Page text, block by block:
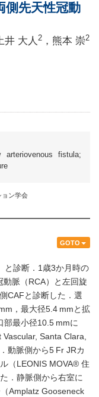
側先天性冠動
井 大人 2 ，熊本 崇2
arteriovenous fistula;
ョン学会
GOTO
と診断．1歳3か月時の
脈（RCA）と左回旋
CAFと診断した．選
，最大径5.4 mmと拡
部最小径10.5 mmに
Santa Clara,
動脈側から5 Fr JRカ
（LEONIS MOVA® 住
．静脈側から右室に
Amplatz Gooseneck